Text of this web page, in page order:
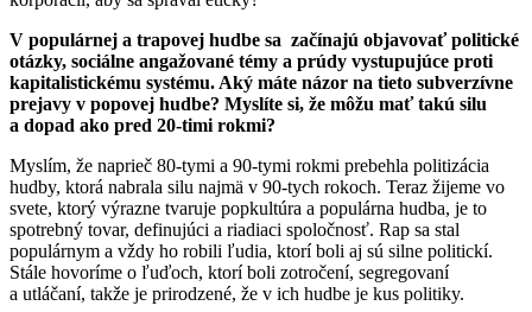
V populárnej a trapovej hudbe sa začínajú objavovať politické
otázky, sociálne angažované témy a prúdy vystupujúce proti
kapitalistickému systému. Aký máte názor na tieto subverzívne
prejavy v popovej hudbe? Myslíte si, že môžu mať takú silu
a dopad ako pred 20-timi rokmi?
Myslím, že naprieč 80-tymi a 90-tymi rokmi prebehla politizácia
hudby, ktorá nabrala silu najmä v 90-tych rokoch. Teraz žijeme vo
svete, ktorý výrazne tvaruje popkultúra a populárna hudba, je to
spotrebný tovar, definujúci a riadiaci spoločnosť. Rap sa stal
populárnym a vždy ho robili ľudia, ktorí boli aj sú silne politickí.
Stále hovoríme o ľuďoch, ktorí boli zotročení, segregovaní
a utláčaní, takže je prirodzené, že v ich hudbe je kus politiky.